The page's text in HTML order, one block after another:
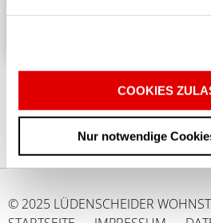
COOKIES
Nur notwendige
© 2025 LÜDENSCHEIDER